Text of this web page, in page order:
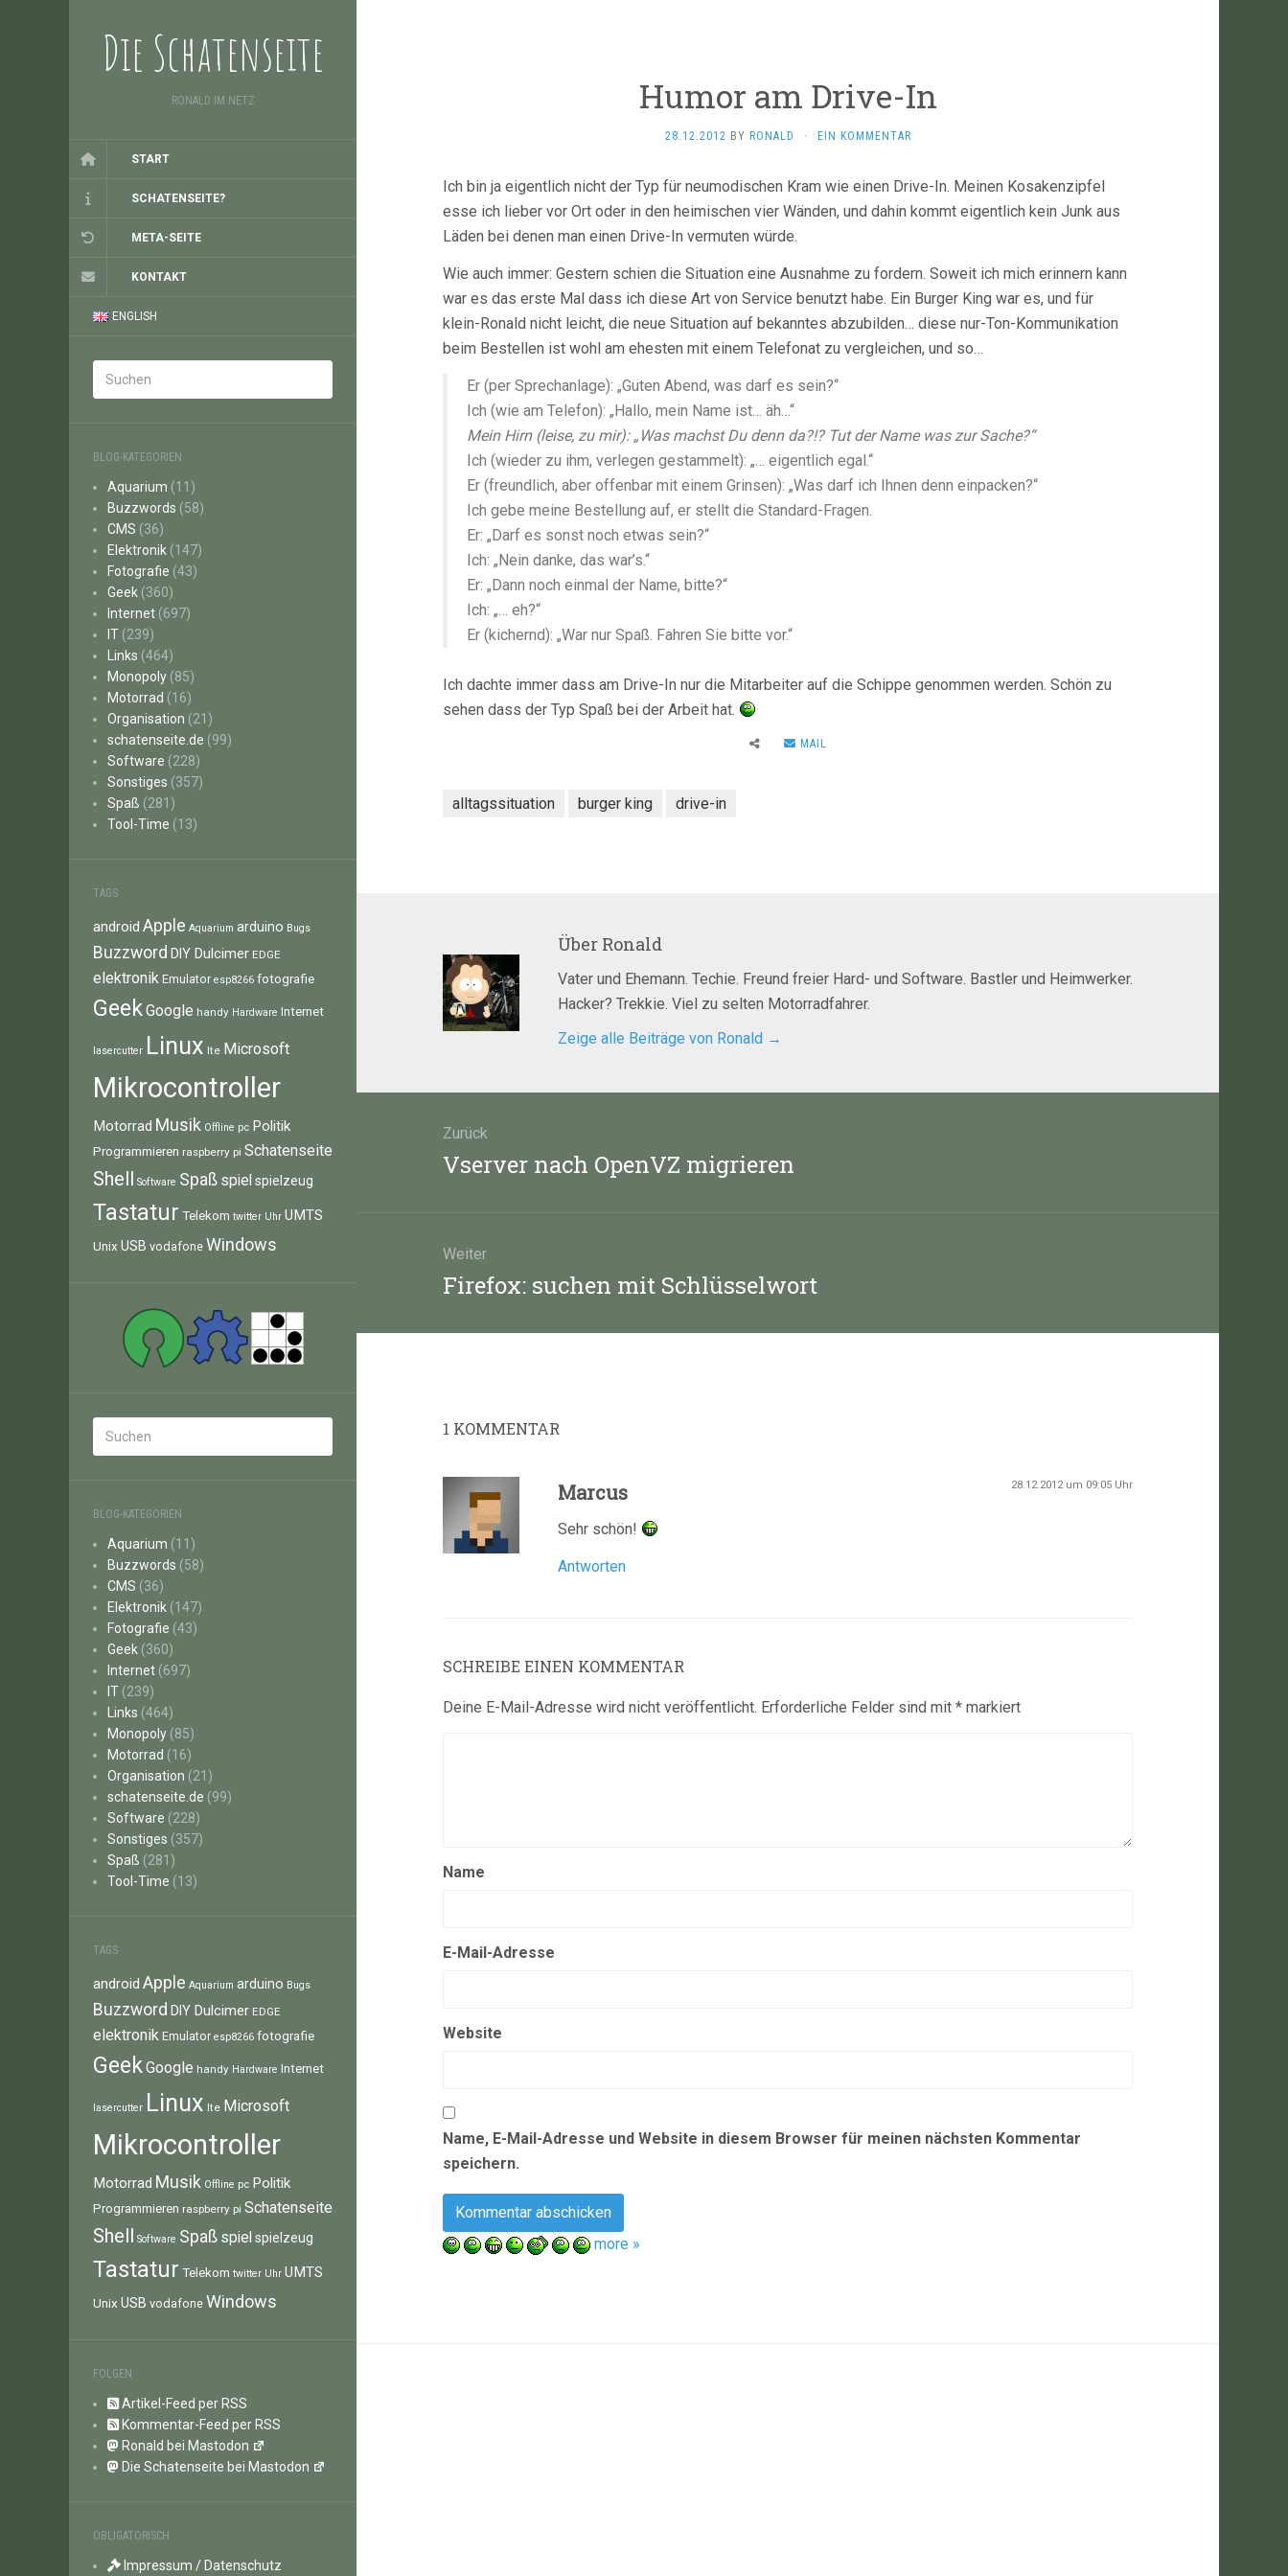
Die Schatenseite
RONALD IM NETZ
START
SCHATENSEITE?
META-SEITE
KONTAKT
ENGLISH
BLOG-KATEGORIEN
Aquarium (11)
Buzzwords (58)
CMS (36)
Elektronik (147)
Fotografie (43)
Geek (360)
Internet (697)
IT (239)
Links (464)
Monopoly (85)
Motorrad (16)
Organisation (21)
schatenseite.de (99)
Software (228)
Sonstiges (357)
Spaß (281)
Tool-Time (13)
TAGS
android Apple Aquarium arduino Bugs
Buzzword DIY Dulcimer EDGE
elektronik Emulator esp8266 fotografie
GeekGoogle handy Hardware Internet
lasercutter Linux lte Microsoft
Mikrocontroller
Motorrad Musik Offline pc Politik
Programmieren raspberry pi Schatenseite
Shell Software Spaß spiel spielzeug
Tastatur Telekom twitter Uhr UMTS
Unix USB vodafone Windows
BLOG-KATEGORIEN
Aquarium (11)
Buzzwords (58)
CMS (36)
Elektronik (147)
Fotografie (43)
Geek (360)
Internet (697)
IT (239)
Links (464)
Monopoly (85)
Motorrad (16)
Organisation (21)
schatenseite.de (99)
Software (228)
Sonstiges (357)
Spaß (281)
Tool-Time (13)
TAGS
android Apple Aquarium arduino Bugs
Buzzword DIY Dulcimer EDGE
elektronik Emulator esp8266 fotografie
GeekGoogle handy Hardware Internet
lasercutter Linux lte Microsoft
Mikrocontroller
Motorrad Musik Offline pc Politik
Programmieren raspberry pi Schatenseite
Shell Software Spaß spiel spielzeug
Tastatur Telekom twitter Uhr UMTS
Unix USB vodafone Windows
FOLGEN
Artikel-Feed per RSS
Kommentar-Feed per RSS
Ronald bei Mastodon
Die Schatenseite bei Mastodon
OBLIGATORISCH
Impressum / Datenschutz
Humor am Drive-In
28.12.2012 BY RONALD · EIN KOMMENTAR
Ich bin ja eigentlich nicht der Typ für neumodischen Kram wie einen Drive-In. Meinen Kosakenzipfel
esse ich lieber vor Ort oder in den heimischen vier Wänden, und dahin kommt eigentlich kein Junk aus
Läden bei denen man einen Drive-In vermuten würde.
Wie auch immer: Gestern schien die Situation eine Ausnahme zu fordern. Soweit ich mich erinnern kann
war es das erste Mal dass ich diese Art von Service benutzt habe. Ein Burger King war es, und für
klein-Ronald nicht leicht, die neue Situation auf bekanntes abzubilden… diese nur-Ton-Kommunikation
beim Bestellen ist wohl am ehesten mit einem Telefonat zu vergleichen, und so…
Er (per Sprechanlage): „Guten Abend, was darf es sein?“
Ich (wie am Telefon): „Hallo, mein Name ist… äh…“
Mein Hirn (leise, zu mir): „Was machst Du denn da?!? Tut der Name was zur Sache?“
Ich (wieder zu ihm, verlegen gestammelt): „… eigentlich egal.“
Er (freundlich, aber offenbar mit einem Grinsen): „Was darf ich Ihnen denn einpacken?“
Ich gebe meine Bestellung auf, er stellt die Standard-Fragen.
Er: „Darf es sonst noch etwas sein?“
Ich: „Nein danke, das war’s.“
Er: „Dann noch einmal der Name, bitte?“
Ich: „… eh?“
Er (kichernd): „War nur Spaß. Fahren Sie bitte vor.“
Ich dachte immer dass am Drive-In nur die Mitarbeiter auf die Schippe genommen werden. Schön zu
sehen dass der Typ Spaß bei der Arbeit hat.
MAIL
alltagssituation burger king drive-in
Über Ronald
Vater und Ehemann. Techie. Freund freier Hard- und Software. Bastler und Heimwerker.
Hacker? Trekkie. Viel zu selten Motorradfahrer.
Zeige alle Beiträge von Ronald →
Zurück
Vorheriger
Vserver nach OpenVZ migrieren
Weiter
Nächster
Firefox: suchen mit Schlüsselwort
1 KOMMENTAR
Marcus 28.12.2012 um 09:05 Uhr
Sehr schön!
Antworten
SCHREIBE EINEN KOMMENTAR
Deine E-Mail-Adresse wird nicht veröffentlicht. Erforderliche Felder sind mit * markiert
Name
E-Mail-Adresse
Website
Name, E-Mail-Adresse und Website in diesem Browser für meinen nächsten Kommentar
speichern.
more »